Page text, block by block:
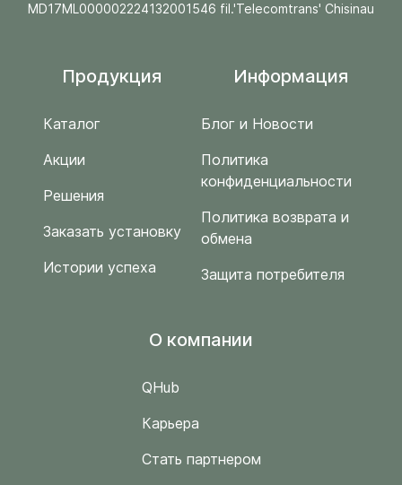
MD17ML000002224132001546 fil.'Telecomtrans' Chisinau
Продукция
Каталог
Акции
Решения
Заказать установку
Истории успеха
Информация
Блог и Новости
Политика
конфиденциальности
Политика возврата и
обмена
Защита потребителя
O компании
QHub
Карьера
Стать партнером